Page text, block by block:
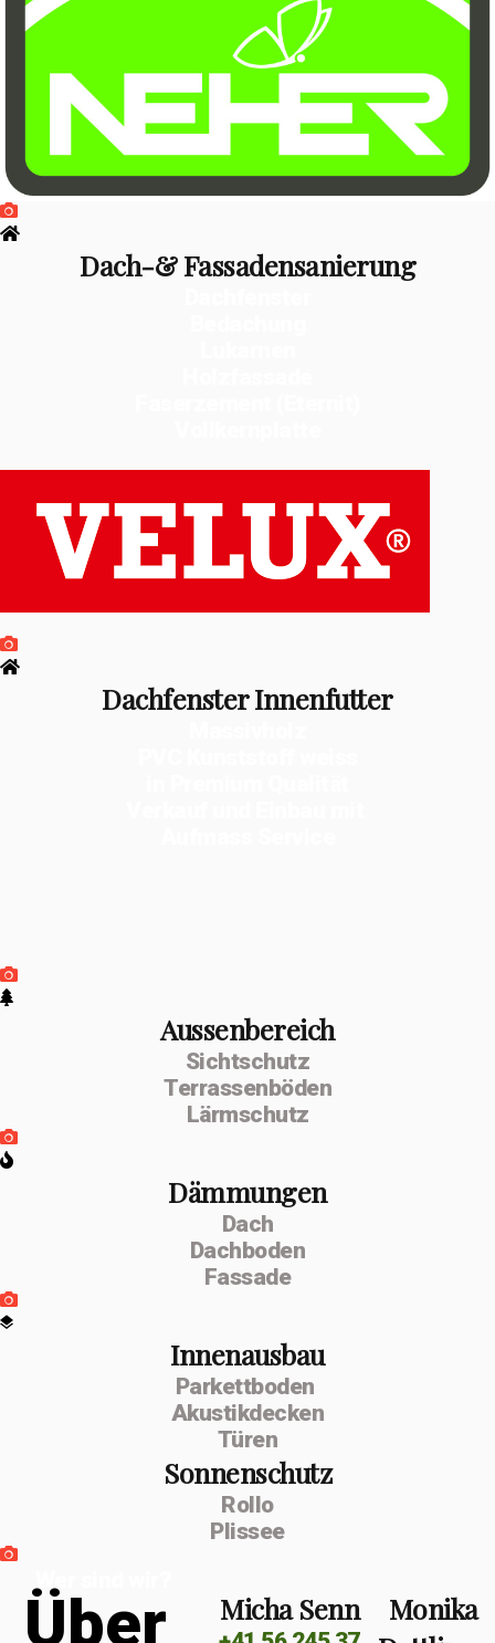
Dach-& Fassadensanierung
Dachfenster Innenfutter
Aussenbereich
Sichtschutz
Terrassenböden
Lärmschutz
Dämmungen
Dach
Dachboden
Fassade
Innenausbau
Parkettboden
Akustikdecken
Türen
Sonnenschutz
Rollo
Plissee
Über Micha Senn
Monika